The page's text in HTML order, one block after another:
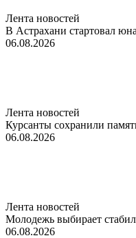
Лента новостей
В Астрахани стартовал
06.08.2026
Лента новостей
Курсанты сохранили
06.08.2026
Лента новостей
Молодежь выбирает
06.08.2026